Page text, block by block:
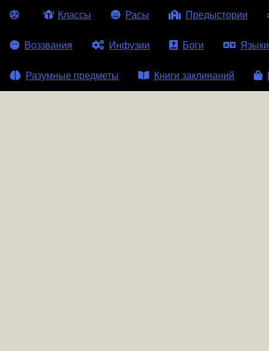
Классы Расы Предыстории
Воззвания Инфузии Боги Языки
Разумные предметы Книги заклинаний